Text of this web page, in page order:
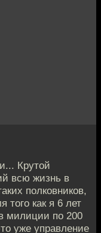
Крутой
всю жизнь в
полковников,
того как я 6 лет
милиции по 200
уже управление